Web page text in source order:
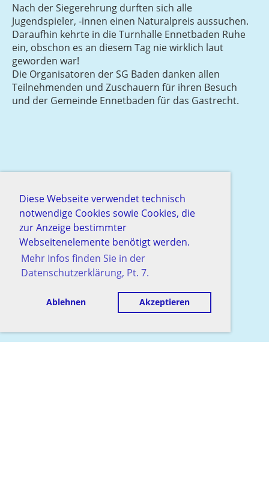
Diese Webseite verwendet technisch
notwendige Cookies sowie Cookies, die
zur Anzeige bestimmter
Webseitenelemente benötigt werden.
Mehr Infos finden Sie in der
Datenschutzerklärung, Pt. 7.
Ablehnen Akzeptieren
Nach der Siegerehrung durften sich alle
Jugendspieler, -innen einen Naturalpreis aussuchen.
Daraufhin kehrte in die Turnhalle Ennetbaden Ruhe
ein, obschon es an diesem Tag nie wirklich laut
geworden war!
Die Organisatoren der SG Baden danken allen
Teilnehmenden und Zuschauern für ihren Besuch
und der Gemeinde Ennetbaden für das Gastrecht.